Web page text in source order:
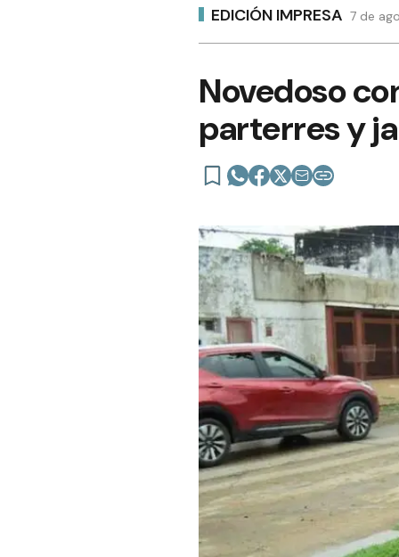
EDICIÓN IMPRESA 7 de
Novedoso
parterres y